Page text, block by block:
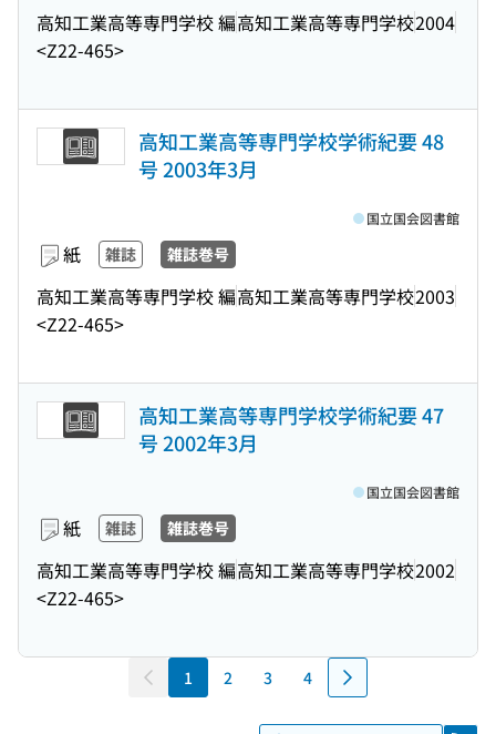
高知工業高等専門学校 編高知工業高等専門学校2004
<Z22-465>
高知工業高等専門学校学術紀要 48
号 2003年3月
紙 雑誌 雑誌巻号
高知工業高等専門学校 編高知工業高等専門学校2003
<Z22-465>
国立国会図書館
高知工業高等専門学校学術紀要 47
号 2002年3月
紙 雑誌 雑誌巻号
高知工業高等専門学校 編高知工業高等専門学校2002
<Z22-465>
国立国会図書館
1 2 3 4